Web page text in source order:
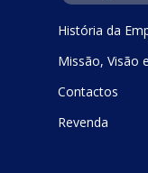
História da
Missão, Visão
Contactos
Revenda